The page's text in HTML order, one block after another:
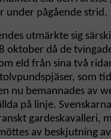
under pågående strid.
utmärkte sig
oktober då de
eld från sina två
som
nu bemannades av
på linje.
gardeskavalleri,
av beskjutning